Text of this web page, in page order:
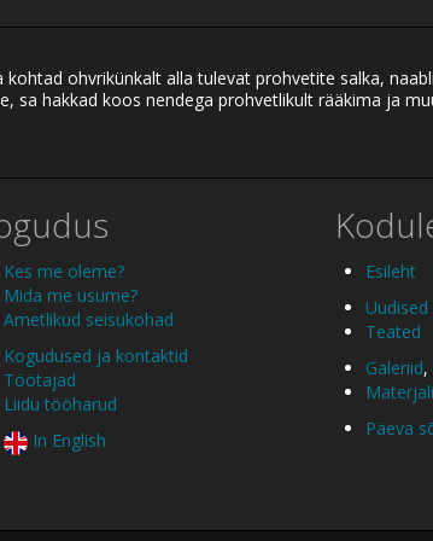
kohtad ohvrikünkalt alla tulevat prohvetite salka,
sa hakkad koos nendega prohvetlikult rääkima ja
Kes me oleme?
Mida me usume?
Ametlikud seisukohad
Kogudused ja kontaktid
Töötajad
Liidu tööharud
In English
Esileht
Teated
Galeriid,
Päeva